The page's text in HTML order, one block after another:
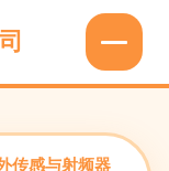
传感与射频器